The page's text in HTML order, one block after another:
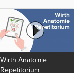
Wirth Anatomie
Repetitorium